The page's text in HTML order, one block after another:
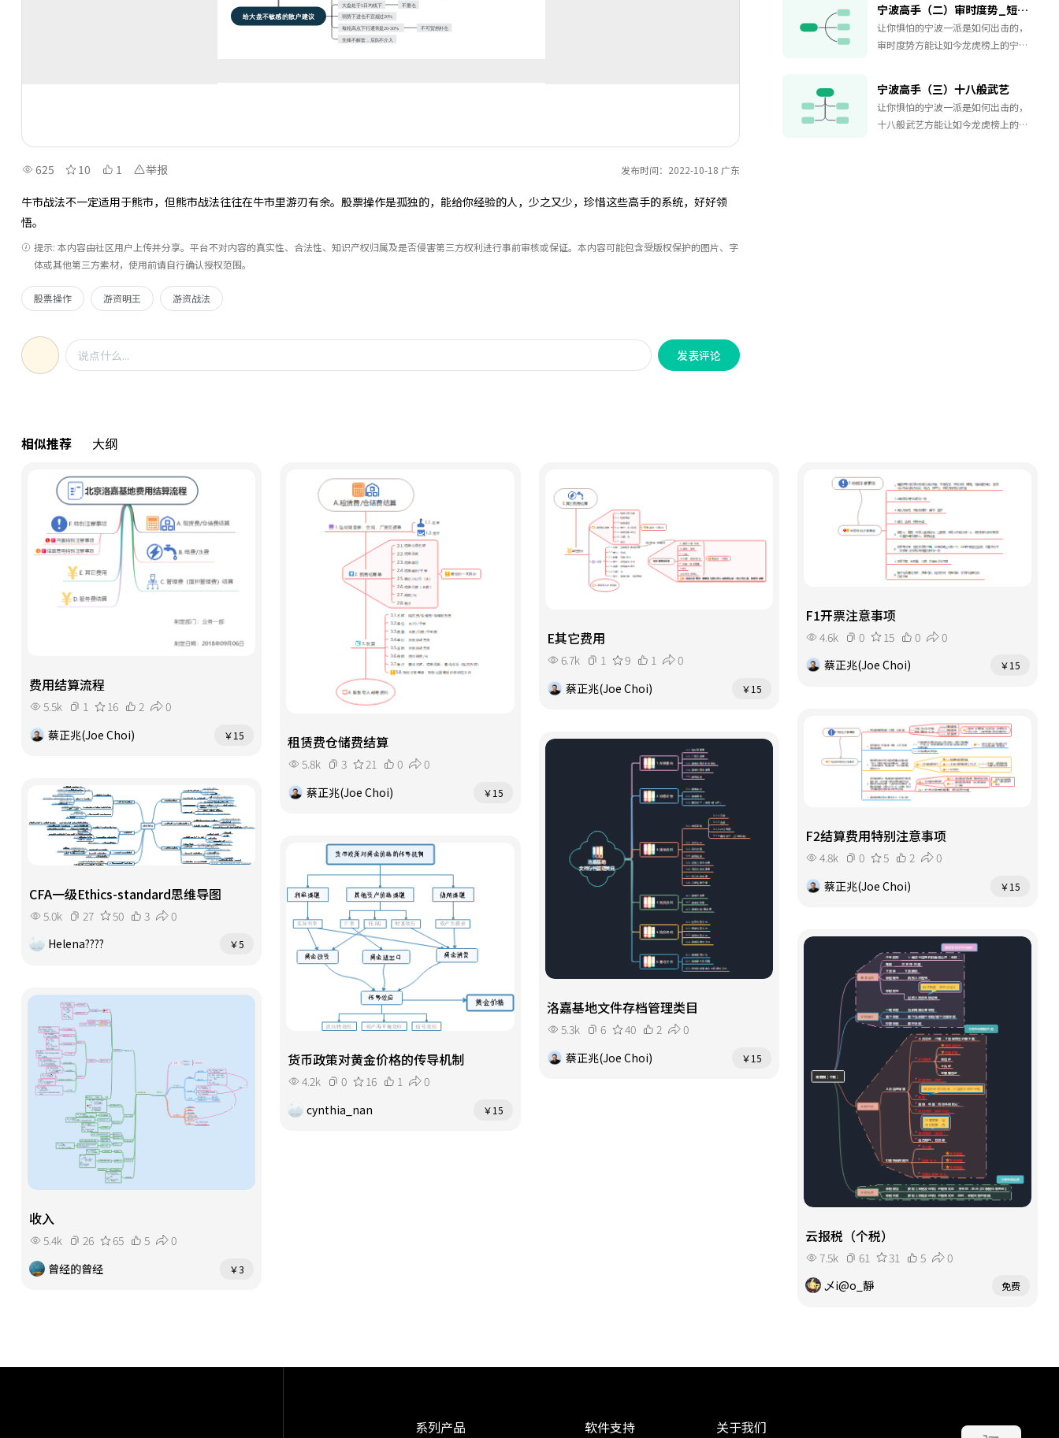
625 10 1 举报 发布时间：2022-10-18 广东
牛市战法不一定适用于熊市，但熊市战法往往在牛市里游刃有余。股票操作是孤独的，能给你经验的人，少之又少，珍惜这些高手的系统，好好领
悟。
提示: 本内容由社区用户上传并分享。平台不对内容的真实性、合法性、知识产权归属及是否侵害第三方权利进行事前审核或保证。本内容可能包含受版权保护的图片、字
体或其他第三方素材，使用前请自行确认授权范围。
股票操作 游资明王 游资战法
发表评论
法，力求“重新定义龙头股”。
宁波高手（二）审时度势_短线不改
让你惧怕的宁波一派是如何出击的，
审时度势方能让如今龙虎榜上的宁波
宁波高手（三）十八般武艺
让你惧怕的宁波一派是如何出击的，
十八般武艺方能让如今龙虎榜上的宁
相似推荐 大纲
费用结算流程
5.5k 1 16 2
0
蔡正兆(Joe Choi)
￥15 租赁费仓储费结算
5.8k 3 21 0
0
蔡正兆(Joe Choi)
￥15
E其它费用
6.7k 1 9 1
0
蔡正兆(Joe Choi)
￥15
F1开票注意事项
4.6k 0 15 0
0
蔡正兆(Joe Choi)
￥15
F2结算费用特别注意事项
4.8k 0 5 2
0
蔡正兆(Joe Choi)
￥15
洛嘉基地文件存档管理类目
5.3k 6 40 2
0
蔡正兆(Joe Choi)
￥15
CFA一级Ethics-standard思维导图
5.0k 27 50 3
0
Helena????
￥5
货币政策对黄金价格的传导机制
4.2k 0 16 1
0
cynthia_nan
￥15
云报税（个税）
7.5k 61 31 5
0
乄i@o_靜
免费
收入
5.4k 26 65 5
0
曾经的曾经
￥3
系列产品 软件支持 关于我们